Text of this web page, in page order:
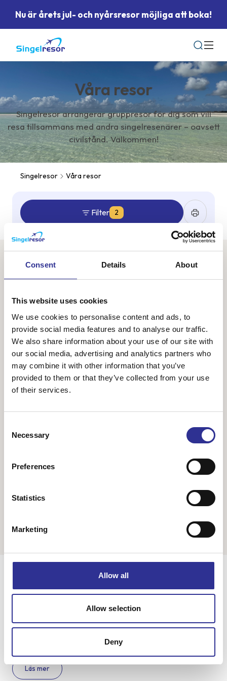
Consent Details About
This website uses cookies
We use cookies to personalise content and ads, to
provide social media features and to analyse our traffic.
We also share information about your use of our site with
our social media, advertising and analytics partners who
may combine it with other information that you’ve
provided to them or that they’ve collected from your use
of their services.
Selection
Necessary
Preferences
Statistics
Marketing
Allow all
Allow selection
Deny
Nu är årets jul- och nyårsresor möjliga att boka!
Sök
Våra resor
Singelresor arrangerar gruppresor för dig som vill
resa tillsammans med andra singelresenärer – oavsett
civilstånd. Välkommen!
Singelresor Våra resor
Filter 2
Malaysia och Borneo
23 feb-8 mar 2027
den pulserande huvudstaden Kuala Lumpur innan vi flyger
regnskogens påtagliga grönska och djurl...
Singelresor – för dig som vill resa tillsammans med andra
singelresenärer – oavsett civilstånd. Vi har funnits sedan 2004.
Läs mer